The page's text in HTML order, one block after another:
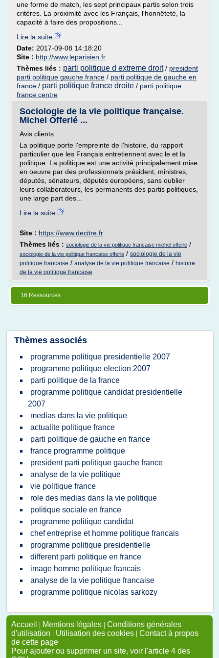
une forme de match, les sept principaux partis selon trois
critères. La proximité avec les Français, l'honnêteté, la
capacité à faire des propositions...
Lire la suite
Date: 2017-09-08 14:18:20
Site : http://www.leparisien.fr
Thèmes liés : parti politique d extreme droit/ president
parti politique gauche france / parti politique de gauche en
france / parti politique france droite / parti politique
france centre
Sociologie de la vie politique française.
Michel Offerlé ...
Avis clients
La politique porte l'empreinte de l'histoire, du rapport
particulier que les Français entretiennent avec le et la
politique. La politique est une activité principalement mise
en oeuvre par des professionnels président, ministres,
députés, sénateurs, députés européens, sans oublier
leurs collaborateurs, les permanents des partis politiques,
une large part des...
Lire la suite
Site : https://www.decitre.fr
Thèmes liés : sociologie de la vie politique francaise michel offerle /
sociologie de la vie politique francaise offerle / sociologie de la vie
politique francaise / analyse de la vie politique francaise / histoire
de la vie politique francaise
16 Ressources
Thèmes associés
programme politique presidentielle 2007
programme politique election 2007
parti politique de la france
programme politique candidat presidentielle
2007
medias dans la vie politique
actualite politique france
parti politique de gauche en france
france programme politique
president parti politique gauche france
analyse de la vie politique
vie politique france
role des medias dans la vie politique
politique sociale en france
programme politique candidat
chef entreprise et homme politique francais
programme politique presidentielle
different parti politique en france
image homme politique francais
analyse de la vie politique francaise
programme politique nicolas sarkozy
Accueil | Mentions légales | Conditions générales
d'utilisation | Utilisation des cookies | Contact à propos
de cette page
Pour ajouter ou supprimer un site, voir l'article 4 des